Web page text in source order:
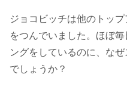
ジョコビッチは他のトッ
をつんでいました。ほぼ
ングをしているのに、な
でしょうか？